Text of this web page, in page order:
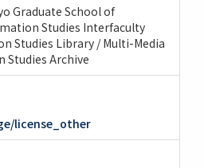
Graduate School of
Studies Interfaculty
Studies Library / Multi-Media
Archive
license_other